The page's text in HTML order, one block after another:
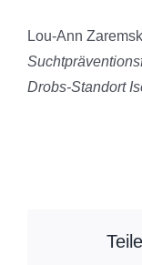
Lou-Ann
Drobs-Standort